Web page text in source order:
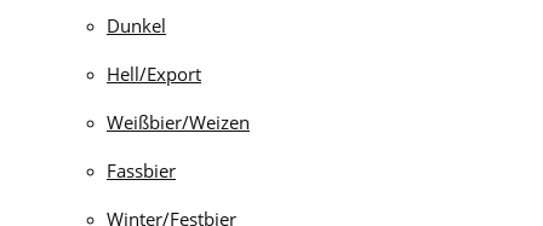
Dunkel
Hell/Export
Weißbier/Weizen
Fassbier
Winter/Festbier